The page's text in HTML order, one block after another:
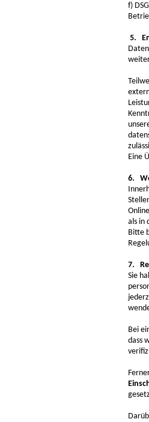
f)
5.
Eine
6.
als in
Bitte
7.
Sie
Bei
dass